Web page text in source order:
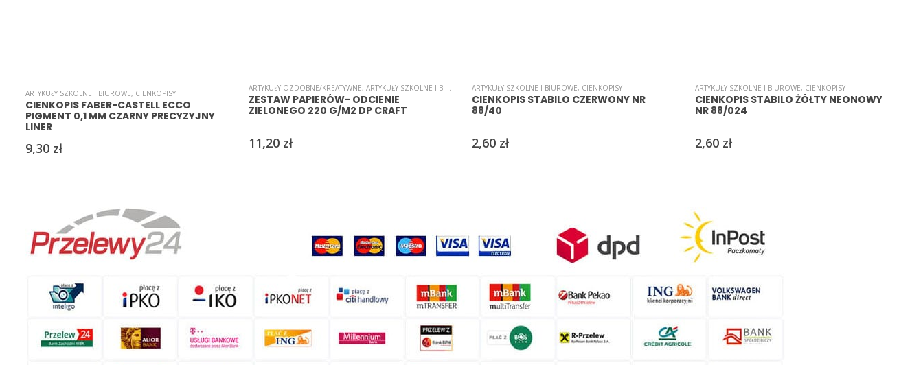
ARTYKUŁY SZKOLNE I BIUROWE, CIENKOPISY
CIENKOPIS FABER-CASTELL ECCO
PIGMENT 0,1 MM CZARNY PRECYZYJNY
LINER
9,30 zł
ARTYKUŁY OZDOBNE/KREATYWNE, ARTYKUŁY SZKOLNE I BIUROWE ,BLOKI,PAPIER, PAPIERY/WYCINANKI
ZESTAW PAPIERÓW- ODCIENIE
ZIELONEGO 220 G/M2 DP CRAFT
11,20 zł
ARTYKUŁY SZKOLNE I BIUROWE, CIENKOPISY
CIENKOPIS STABILO CZERWONY NR
88/40
2,60 zł
ARTYKUŁY SZKOLNE I BIUROWE, CIENKOPISY
CIENKOPIS STABILO ŻÓŁTY NEONOWY
NR 88/024
2,60 zł